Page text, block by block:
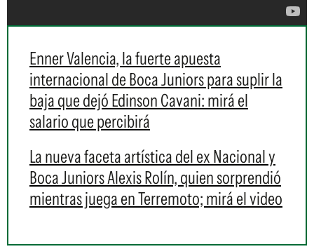
Enner Valencia, la fuerte apuesta
internacional de Boca Juniors para suplir la
baja que dejó Edinson Cavani: mirá el
salario que percibirá
La nueva faceta artística del ex Nacional y
Boca Juniors Alexis Rolín, quien sorprendió
mientras juega en Terremoto; mirá el video